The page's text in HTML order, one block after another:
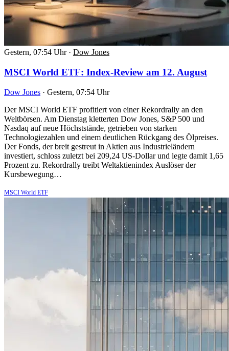
Gestern, 07:54 Uhr · Dow Jones
MSCI World ETF: Index-Review am 12. August
Dow Jones · Gestern, 07:54 Uhr
Der MSCI World ETF profitiert von einer Rekordrally an den
Weltbörsen. Am Dienstag kletterten Dow Jones, S&P 500 und
Nasdaq auf neue Höchststände, getrieben von starken
Technologiezahlen und einem deutlichen Rückgang des Ölpreises.
Der Fonds, der breit gestreut in Aktien aus Industrieländern
investiert, schloss zuletzt bei 209,24 US-Dollar und legte damit 1,65
Prozent zu. Rekordrally treibt Weltaktienindex Auslöser der
Kursbewegung…
MSCI World ETF